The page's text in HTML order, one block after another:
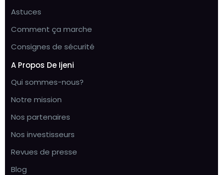
Astuces
Comment ça marche
Consignes de sécurité
A Propos De Ijeni
Qui sommes-nous?
Notre mission
Nos partenaires
Nos investisseurs
Revues de presse
Blog